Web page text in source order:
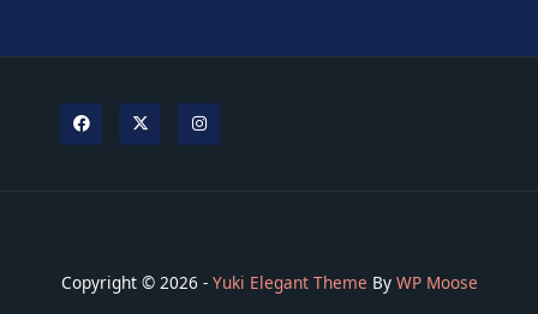
Copyright © 2026 - Yuki Elegant Theme By WP Moose